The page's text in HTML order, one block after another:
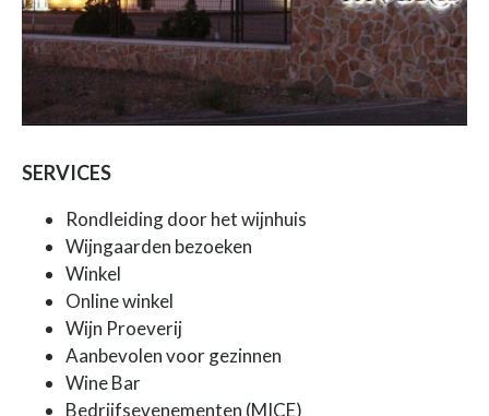
SERVICES
Rondleiding door het wijnhuis
Wijngaarden bezoeken
Winkel
Online winkel
Wijn Proeverij
Aanbevolen voor gezinnen
Wine Bar
Bedrijfsevenementen (MICE)